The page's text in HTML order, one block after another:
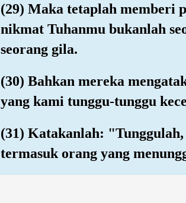
(29) Maka tetaplah memberi
nikmat Tuhanmu bukanlah
seorang gila.
(30) Bahkan mereka
yang kami tunggu-tunggu
(31) Katakanlah: "Tunggulah,
termasuk orang yang